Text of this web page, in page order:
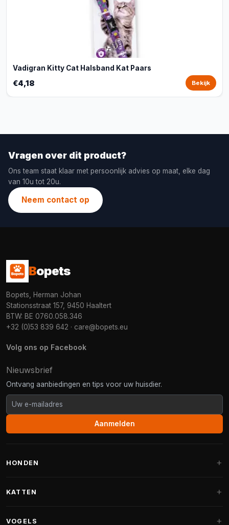
Vadigran Kitty Cat Halsband Kat Paars
€4,18 Bekijk
Vragen over dit product?
Ons team staat klaar met persoonlijk advies op maat, elke dag
van 10u tot 20u.
Neem contact op
Bopets
Bopets, Herman Johan
Stationsstraat 157, 9450 Haaltert
BTW: BE 0760.058.346
+32 (0)53 839 642 · care@bopets.eu
Volg ons op Facebook
Nieuwsbrief
Ontvang aanbiedingen en tips voor uw huisdier.
Aanmelden
HONDEN
KATTEN
VOGELS